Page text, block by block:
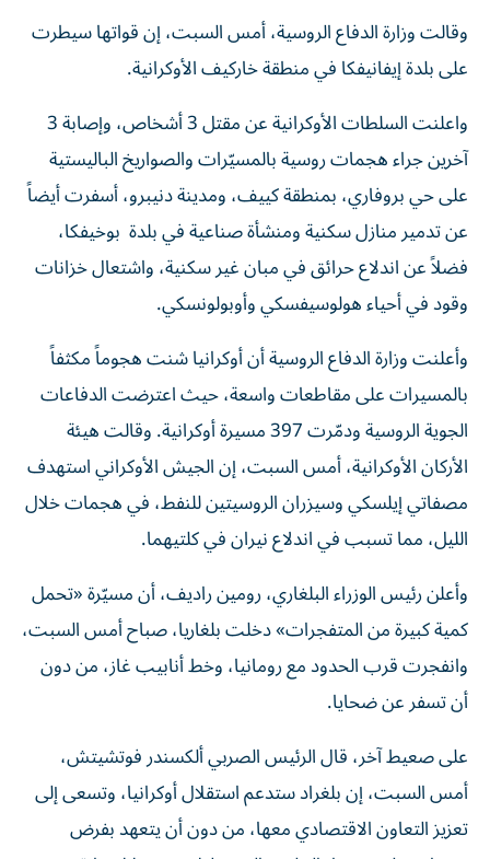
و​قالت وزارة ‌الدفاع ‌الروسية، أمس السبت، ‌إن قواتها سيطرت
على بلدة إيفانيفكا ​في منطقة ‌خاركيف الأوكرانية.
واعلنت السلطات الأوكرانية عن مقتل 3 أشخاص، وإصابة 3
آخرين جراء هجمات روسية بالمسيّرات والصواريخ الباليستية
على حي بروفاري، بمنطقة كييف، ومدينة دنيبرو، أسفرت أيضاً
عن تدمير منازل سكنية ومنشأة صناعية في بلدة بوخيفكا،
فضلاً عن اندلاع حرائق في مبان غير سكنية، واشتعال خزانات
وقود في أحياء هولوسيفسكي وأوبولونسكي.
وأعلنت وزارة الدفاع الروسية أن أوكرانيا شنت هجوماً مكثفاً
بالمسيرات على مقاطعات واسعة، حيث اعترضت الدفاعات
الجوية الروسية ودمّرت 397 مسيرة أوكرانية. وقالت هيئة
الأركان الأوكرانية، أمس السبت، ‌إن الجيش ‌الأوكراني استهدف
مصفاتي ‌إيلسكي وسيزران الروسيتين للنفط، في هجمات خلال
الليل، مما تسبب في اندلاع نيران في ​كلتيهما.
وأعلن رئيس الوزراء البلغاري، رومين راديف، أن مسيّرة «تحمل
كمية كبيرة من المتفجرات» دخلت بلغاريا، صباح أمس السبت،
وانفجرت قرب الحدود مع رومانيا، وخط أنابيب غاز، من دون
أن تسفر عن ضحايا.
على صعيط آخر، قال الرئيس الصربي ألكسندر فوتشيتش،
أمس السبت، إن بلغراد ستدعم استقلال أوكرانيا، وتسعى إلى
تعزيز التعاون الاقتصادي معها، من دون أن ‌يتعهد بفرض